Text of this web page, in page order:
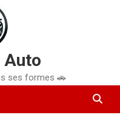
Auto
ses formes 🚗